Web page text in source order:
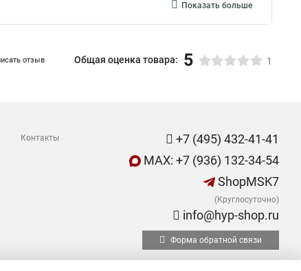
Показать больше
отзыв Общая оценка товара: 5 1
Контакты
+7 (495) 432-41-41
MAX: +7 (936) 132-34-54
ShopMSK7
(Круглосуточно)
info@hyp-shop.ru
Форма обратной связи